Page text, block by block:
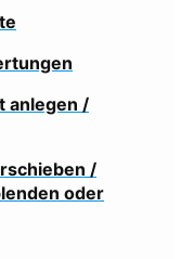
anlegen /
/
oder